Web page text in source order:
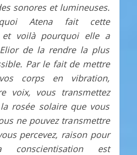
sonores et lumineuses.
Atena fait cette
et voilà pourquoi elle a
de la rendre la plus
Par le fait de mettre
corps en vibration,
voix, vous transmettez
rosée solaire que vous
ne pouvez transmettre
percevez, raison pour
conscientisation est